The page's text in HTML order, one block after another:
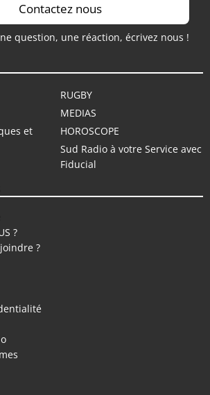
Contactez nous
question, une réaction, écrivez nous !
RUGBY
MEDIAS
et
HOROSCOPE
Sud Radio à votre Service avec
Fiducial
?
?